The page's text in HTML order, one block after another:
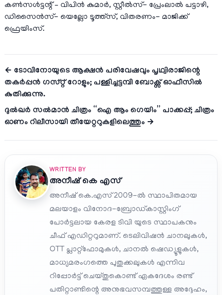
കൺസൾട്ടന്റ് – വിപിൻ കുമാർ, സ്റ്റീൽസ്- പ്രേംലാൽ പട്ടാഴി,
ഡിസൈൻസ്- യെല്ലോ ടൂത്ത്സ്, വിതരണം- മാജിക്ക്
ഫ്രെയിംസ്.
← ടോവിനോയുടെ ആക്ഷൻ പരിവേഷവും പൃഥ്വിരാജിന്റെ
തകർപ്പൻ ഗസ്റ്റ് റോളും; പള്ളിച്ചട്ടമ്പി ബോക്സ് ഓഫീസിൽ
കുതിക്കുന്നു.
ദുൽഖർ സൽമാൻ ചിത്രം “ഐ ആം ഗെയിം” പാക്കപ്പ്; ചിത്രം
ഓണം റിലീസായി തീയേറ്ററുകളിലെത്തും →
WRITTEN BY
അനീഷ്‌ കെ എസ്
അനീഷ് കെ.എസ് 2009-ൽ സ്ഥാപിതമായ
മലയാളം വിനോദ-ബ്രോഡ്കാസ്റ്റിംഗ്
പോർട്ടലായ കേരള ടിവി യുടെ സ്ഥാപകനും
ചീഫ് എഡിറ്ററുമാണ്. ടെലിവിഷൻ ചാനലുകൾ,
OTT പ്ലാറ്റ്‌ഫോമുകൾ, ചാനൽ ഷെഡ്യൂളുകൾ,
മാധ്യമരംഗത്തെ പുതുക്കലുകൾ എന്നിവ
റിപ്പോർട്ട് ചെയ്തുകൊണ്ട് ഏകദേശം രണ്ട്
പതിറ്റാണ്ടിന്റെ അനുഭവസമ്പത്തുള്ള അദ്ദേഹം,